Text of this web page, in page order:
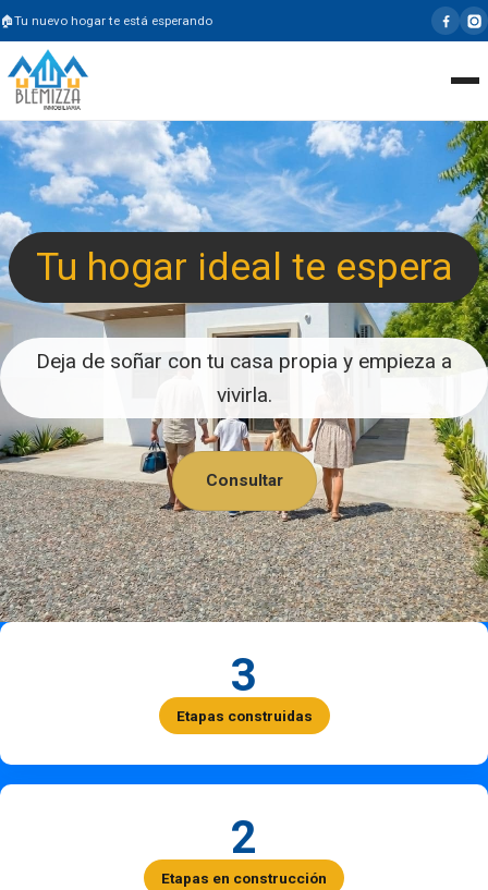
Tu nuevo hogar te está esperando
Tu hogar ideal te espera
Deja de soñar con tu casa propia y empieza a
vivirla.
Consultar
3
Etapas construidas
2
Etapas en construcción